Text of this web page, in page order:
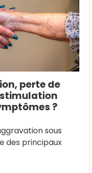
perte de
?
sous
des principaux